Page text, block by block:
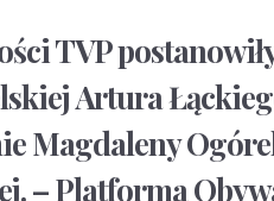
TVP
Artura
Magdaleny
– Platforma